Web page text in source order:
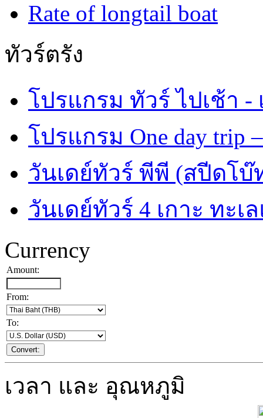
Rate of longtail boat
ทัวร์ตรัง
โปรแกรม ทัวร์ ไปเช้า -
โปรแกรม One day trip
วันเดย์ทัวร์ พีพี (สปีดโบ๊
วันเดย์ทัวร์ 4 เกาะ ทะ
Currency
Amount:
From:
To:
เวลา และ อุณหภูมิ